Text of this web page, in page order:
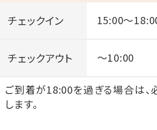
チェックイン 15:00～
チェックアウト ～10:00
ご到着が18:00を過ぎる場合は
します。